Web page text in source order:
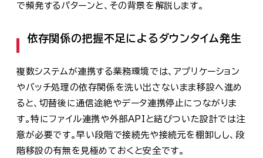
で頻発するパターンと、その背景を解説します。
依存関係の把握不足によるダウンタイム発生
複数システムが連携する業務環境では、アプリケーション
やバッチ処理の依存関係を洗い出さないまま移設へ進め
ると、切替後に通信途絶やデータ連携停止につながりま
す。特にファイル連携や外部APIと結びついた設計では注
意が必要です。早い段階で接続先や接続元を棚卸しし、段
階移設の有無を見極めておくと安全です。